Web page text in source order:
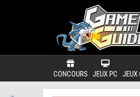
CONCOURS JEUX PC JEUX